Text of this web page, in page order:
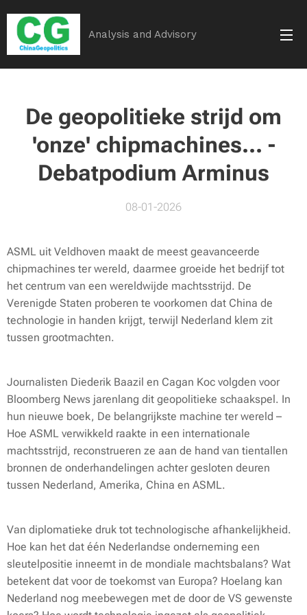
Analysis and Advisory
De geopolitieke strijd om
'onze' chipmachines... -
Debatpodium Arminus
08-01-2026
ASML uit Veldhoven maakt de meest geavanceerde
chipmachines ter wereld, daarmee groeide het bedrijf tot
het centrum van een wereldwijde machtsstrijd. De
Verenigde Staten proberen te voorkomen dat China de
technologie in handen krijgt, terwijl Nederland klem zit
tussen grootmachten.
Journalisten Diederik Baazil en Cagan Koc volgden voor
Bloomberg News jarenlang dit geopolitieke schaakspel. In
hun nieuwe boek, De belangrijkste machine ter wereld –
Hoe ASML verwikkeld raakte in een internationale
machtsstrijd, reconstrueren ze aan de hand van tientallen
bronnen de onderhandelingen achter gesloten deuren
tussen Nederland, Amerika, China en ASML.
Van diplomatieke druk tot technologische afhankelijkheid.
Hoe kan het dat één Nederlandse onderneming een
sleutelpositie inneemt in de mondiale machtsbalans? Wat
betekent dat voor de toekomst van Europa? Hoelang kan
Nederland nog meebewegen met de door de VS gewenste